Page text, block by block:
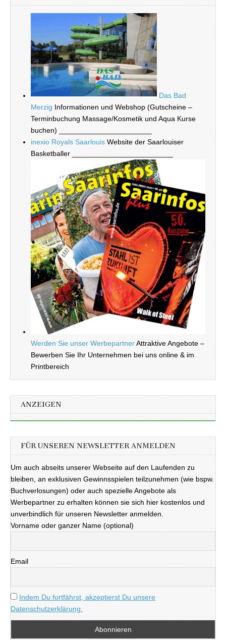
Das Bad
Merzig Informationen und Webshop (Gutscheine –
Terminbuchung Massage/Kosmetik und Aqua Kurse
buchen) _______________________
inexio Royals Saarlouis Website der Saarlouiser
Basketballer _________________________
Werden Sie unser WerbepartnerAttraktive Angebote –
Bewerben Sie Ihr Unternehmen bei uns online & im
Printbereich
ANZEIGEN
FÜR UNSEREN NEWSLETTER ANMELDEN
Um auch abseits unserer Webseite auf den Laufenden zu
bleiben, an exklusiven Gewinnsspielen teilzunehmen (wie bspw.
Buchverlosungen) oder auch spezielle Angebote als
Werbepartner zu erhalten können sie sich hier kostenlos und
unverbindlich für unseren Newsletter anmelden.
Vorname oder ganzer Name (optional)
Email
Indem Du fortfährst, akzeptierst Du unsere
Datenschutzerklärung.